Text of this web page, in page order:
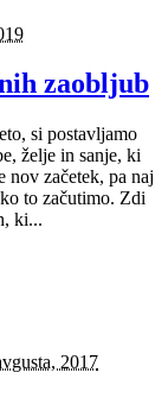
zaobljub
si postavljamo
želje in sanje, ki
nov začetek, pa naj
to začutimo. Zdi
ki...
2017